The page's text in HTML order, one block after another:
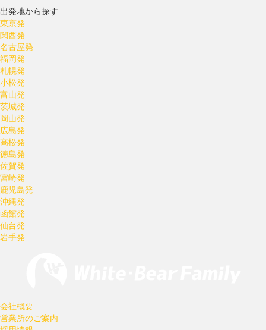
出発地から探す
東京発
関西発
名古屋発
福岡発
札幌発
小松発
富山発
茨城発
岡山発
広島発
高松発
徳島発
佐賀発
宮崎発
鹿児島発
沖縄発
函館発
仙台発
岩手発
会社概要
営業所のご案内